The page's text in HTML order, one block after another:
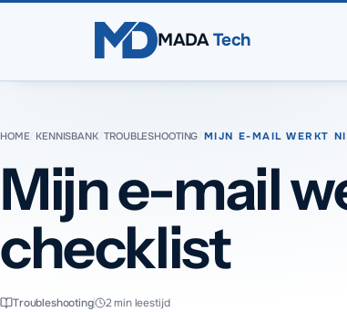
MADATech
HOME/ KENNISBANK/TROUBLESHOOTING MIJN E-MAIL WERKT
Mijn e-mail
checklist
Troubleshooting 2min leestijd